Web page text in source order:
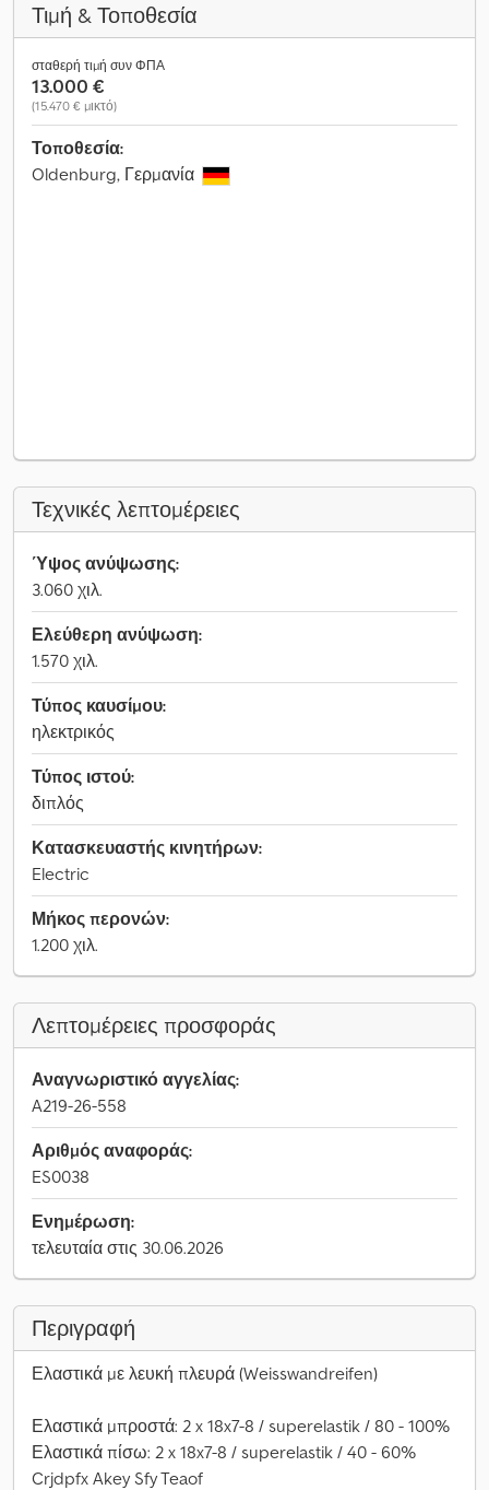
Τιμή & Τοποθεσία
σταθερή τιμή συν ΦΠΑ
13.000 €
(15.470 € μικτό)
Τοποθεσία:
Oldenburg, Γερμανία
Τεχνικές λεπτομέρειες
Ύψος ανύψωσης:
3.060 χιλ.
Ελεύθερη ανύψωση:
1.570 χιλ.
Τύπος καυσίμου:
ηλεκτρικός
Τύπος ιστού:
διπλός
Κατασκευαστής κινητήρων:
Electric
Μήκος περονών:
1.200 χιλ.
Λεπτομέρειες προσφοράς
Αναγνωριστικό αγγελίας:
A219-26-558
Αριθμός αναφοράς:
ES0038
Ενημέρωση:
τελευταία στις 30.06.2026
Περιγραφή
Ελαστικά με λευκή πλευρά (Weisswandreifen)
Ελαστικά μπροστά: 2 x 18x7-8 / superelastik / 80 - 100%
Ελαστικά πίσω: 2 x 18x7-8 / superelastik / 40 - 60%
Crjdpfx Akey Sfy Teaof